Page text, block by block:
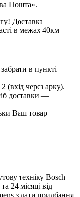
Пошта».
Доставка
в межах 40км.
в пункті
(вхід через арку).
доставки —
Ваш товар
техніку Bosch
24 місяці від
з дати придбання